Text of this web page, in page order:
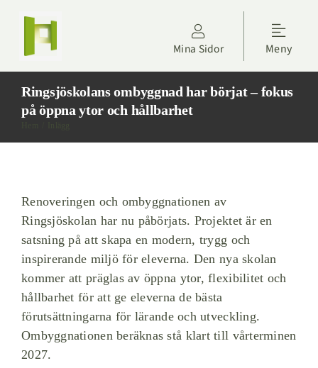
innehållet
Mina Sidor
Toggle
Hyresgäster
Nyheter
Projektdagbok
Sök lägenhet
Meny
Ringsjöskolans ombyggnad har börjat – fokus
på öppna ytor och hållbarhet
Renoveringen och ombyggnationen av
Ringsjöskolan har nu påbörjats. Projektet är en
satsning på att skapa en modern, trygg och
inspirerande miljö för eleverna. Den nya skolan
kommer att präglas av öppna ytor, flexibilitet och
hållbarhet för att ge eleverna de bästa
förutsättningarna för lärande och utveckling.
Ombyggnationen beräknas stå klart till vårterminen
2027.